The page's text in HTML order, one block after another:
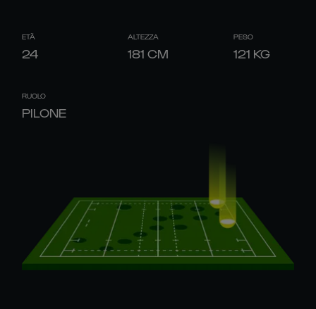
ETÀ
24
ALTEZZA
181 CM
PESO
121 KG
RUOLO
PILONE